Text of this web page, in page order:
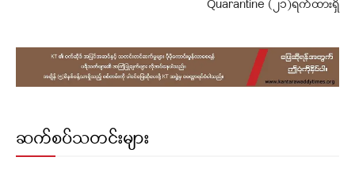
Quarantine (၂၁)ရက်ထားရှိ
ဆက်စပ်သတင်းများ